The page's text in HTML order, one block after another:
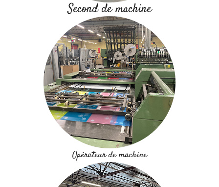
Second de machine
Opérateur de machine